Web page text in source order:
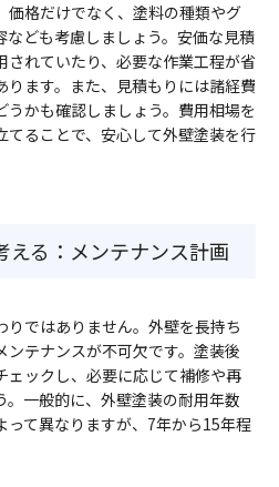
価格だけでなく、塗料の種類やグ
なども考慮しましょう。安価な見積
されていたり、必要な作業工程が省
ます。また、見積もりには諸経費
うかも確認しましょう。費用相場を
ることで、安心して外壁塗装を行
える：メンテナンス計画
ではありません。外壁を長持ち
ンテナンスが不可欠です。塗装後
ェックし、必要に応じて補修や再
一般的に、外壁塗装の耐用年数
って異なりますが、7年から15年程